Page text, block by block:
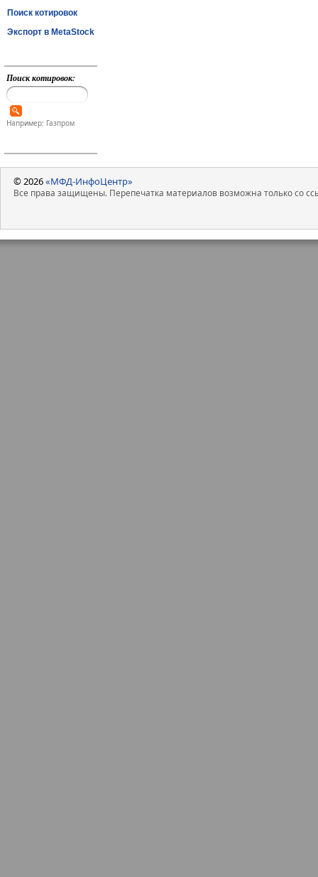
Поиск котировок
Экспорт в MetaStock
Поиск котировок:
Например: Газпром
© 2026«МФД-ИнфоЦентр»
Все права защищены. Перепечатка материалов возможна только со